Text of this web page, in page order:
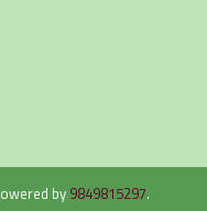
by9849815297.